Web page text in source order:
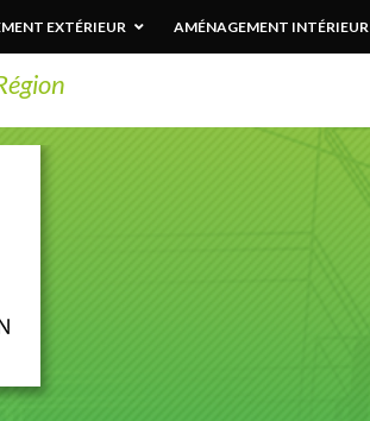
EXTÉRIEUR AMÉNAGEMENT INTÉRIEUR